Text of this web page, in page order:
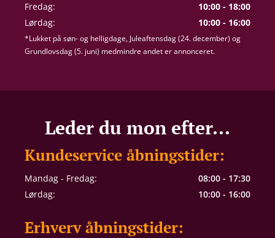
Fredag:
10:00 - 18:00
Lørdag:
10:00 - 16:00
*Lukket på søn- og helligdage, Juleaftensdag (24. december) og
Grundlovsdag (5. juni) medmindre andet er annonceret.
Leder du mon efter...
Kundeservice åbningstider:
Mandag - Fredag:
08:00 - 17:30
Lørdag:
10:00 - 16:00
Erhverv åbningstider: